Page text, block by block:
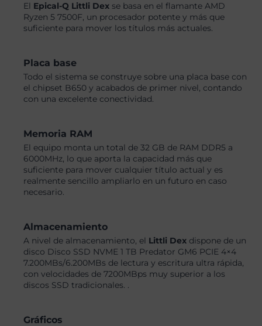
El Epical-Q Littli Dex se basa en el flamante AMD
Ryzen 5 7500F, un procesador potente y más que
suficiente para mover los títulos más actuales.
Placa base
Todo el sistema se construye sobre una placa base con
el chipset B650 y acabados de primer nivel, contando
con una excelente conectividad.
Memoria RAM
El equipo monta un total de 32 GB de RAM DDR5 a
6000MHz, lo que aporta la capacidad más que
suficiente para mover cualquier título actual y es
realmente sencillo ampliarlo en un futuro en caso
necesario.
Almacenamiento
A nivel de almacenamiento, el Littli Dex dispone de un
disco Disco SSD NVME 1 TB Predator GM6 PCIE 4×4
7.200MBs/6.200MBs de lectura y escritura ultra rápida,
con velocidades de 7200MBps muy superior a los
discos SSD tradicionales. .
Gráficos